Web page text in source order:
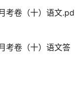
考卷（十）语文.pd
考卷（十）语文答